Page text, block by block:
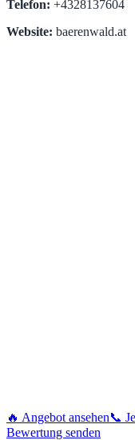
Telefon: +4328137604
Website: baerenwald.at
🔥 Angebot ansehen📞
Bewertung senden